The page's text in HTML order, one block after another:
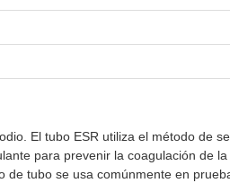
El tubo ESR utiliza el método de
para prevenir la coagulación de
tubo se usa comúnmente en